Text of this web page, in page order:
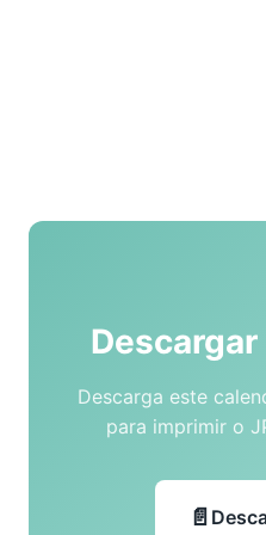
Descarga este
para imprimir o